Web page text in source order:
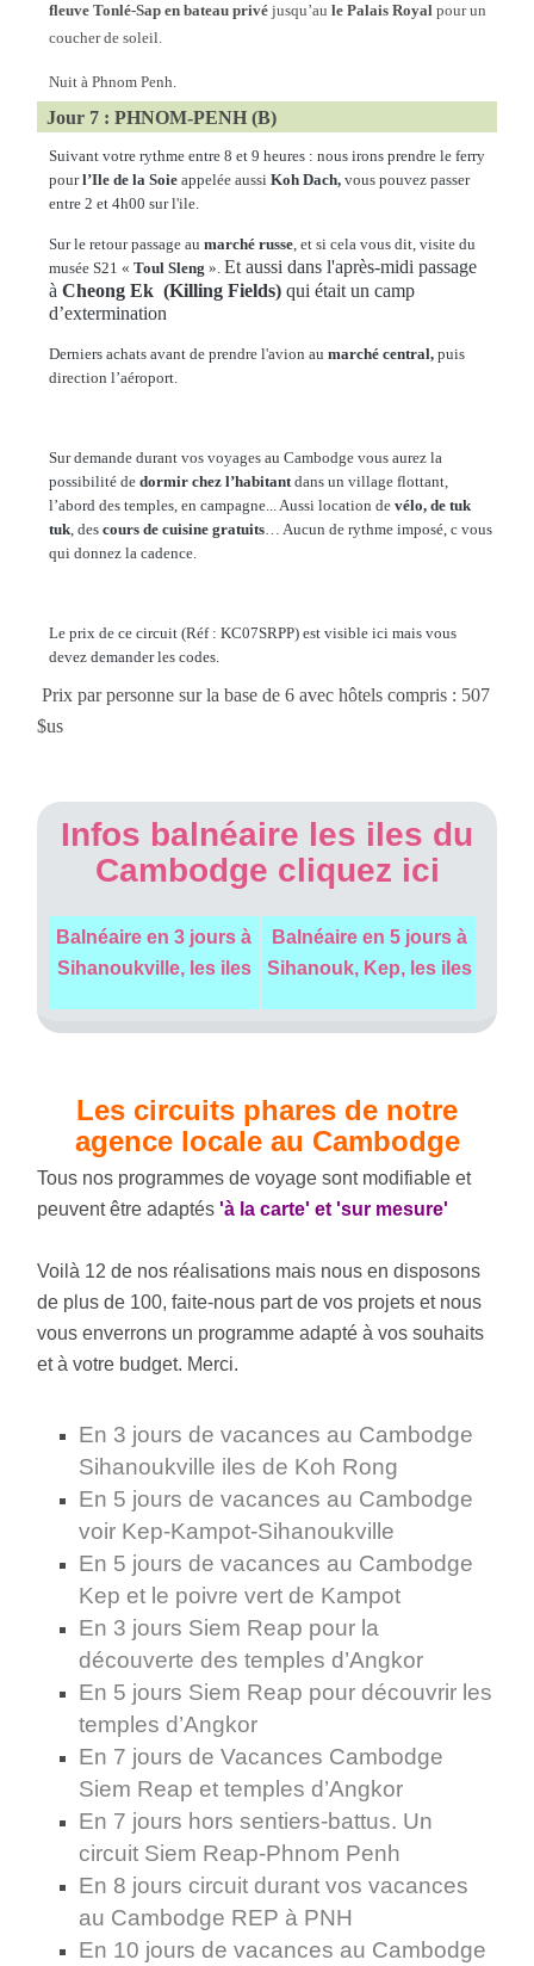
fleuve Tonlé-Sap en bateau privéjusqu’aule Palais Royal pour un
coucher de soleil.
Nuit à Phnom Penh.
Jour 7 : PHNOM-PENH (B)
Suivant votre rythme entre 8 et 9 heures : nous irons prendre le ferry
pourl’Ile de la Soie appelée aussiKoh Dach,vous pouvez passer
entre 2 et 4h00 sur l'ile.
Sur le retour passage aumarché russe, et si cela vous dit, visite du
musée S21 «Toul Sleng ».Et aussi dans l'après-midi passage
àCheong Ek (Killing Fields)qui était un camp
d’extermination
Derniers achats avant de prendre l'avion aumarché central, puis
direction l’aéroport.
Sur demande durant vos voyages au Cambodge vous aurez la
possibilité dedormir chez l’habitantdans un village flottant,
l’abord des temples, en campagne... Aussi location devélo, de tuk
tuk, descours de cuisine gratuits… Aucun de rythme imposé, c vous
qui donnez la cadence.
Le prix de ce circuit (Réf : KC07SRPP) est visible ici mais vous
devez demander les codes.
Prix par personne sur la base de 6 avec hôtels compris : 507
$us
Infos balnéaire les iles du
Cambodge cliquez ici
Balnéaire en 3 jours à
Sihanoukville, les iles
Balnéaire en 5 jours à
Sihanouk, Kep, les iles
Les circuits phares de notre
agence locale au Cambodge
Tous nos programmes de voyage sont modifiable et
peuvent être adaptés'à la carte' et 'sur mesure'
Voilà 12 de nos réalisations mais nous en disposons
de plus de 100, faite-nous part de vos projets et nous
vous enverrons un programme adapté à vos souhaits
et à votre budget. Merci.
En 3 jours de vacances au Cambodge
Sihanoukville iles de Koh Rong
En 5 jours de vacances au Cambodge
voir Kep-Kampot-Sihanoukville
En 5 jours de vacances au Cambodge
Kep et le poivre vert de Kampot
En 3 jours Siem Reap pour la
découverte des temples d’Angkor
En 5 jours Siem Reap pour découvrir les
temples d’Angkor
En 7 jours de Vacances Cambodge
Siem Reap et temples d’Angkor
En 7 jours hors sentiers-battus. Un
circuit Siem Reap-Phnom Penh
En 8 jours circuit durant vos vacances
au Cambodge REP à PNH
En 10 jours de vacances au Cambodge